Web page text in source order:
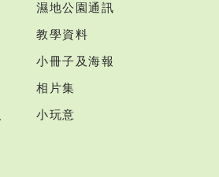
濕地公園通訊
教學資料
小冊子及海報
相片集
小玩意